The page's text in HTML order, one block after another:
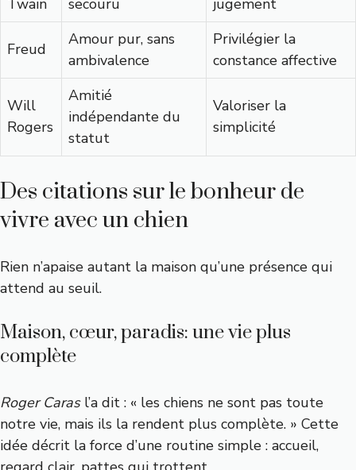
Twain
secouru
jugement
Freud
Amour pur, sans
ambivalence
Privilégier la
constance affective
Will
Rogers
Amitié
indépendante du
statut
Valoriser la
simplicité
Des citations sur le bonheur de
vivre avec un chien
Rien n’apaise autant la maison qu’une présence qui
attend au seuil.
Maison, cœur, paradis: une vie plus
complète
Roger Carasl’a dit : « les chiens ne sont pas toute
notre vie, mais ils la rendent plus complète. » Cette
idée décrit la force d’une routine simple : accueil,